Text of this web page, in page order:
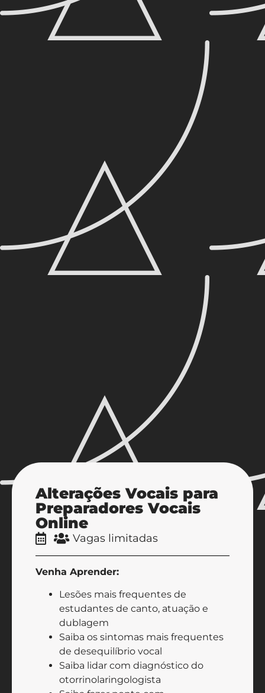
Alterações Vocais para
Preparadores Vocais
Online
Vagas limitadas
Venha Aprender:
Lesões mais frequentes de
estudantes de canto, atuação e
dublagem
Saiba os sintomas mais frequentes
de desequilíbrio vocal
Saiba lidar com diagnóstico do
otorrinolaringologista